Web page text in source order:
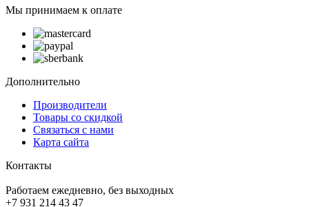
Мы принимаем к оплате
Дополнительно
Производители
Товары со скидкой
Связаться с нами
Карта сайта
Контакты
Работаем ежедневно, без выходных
+7 931 214 43 47